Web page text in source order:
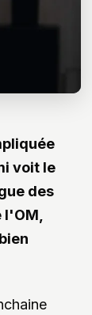
voit le
des
l'OM,